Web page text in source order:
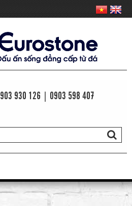
930 126 | 0903 598 407